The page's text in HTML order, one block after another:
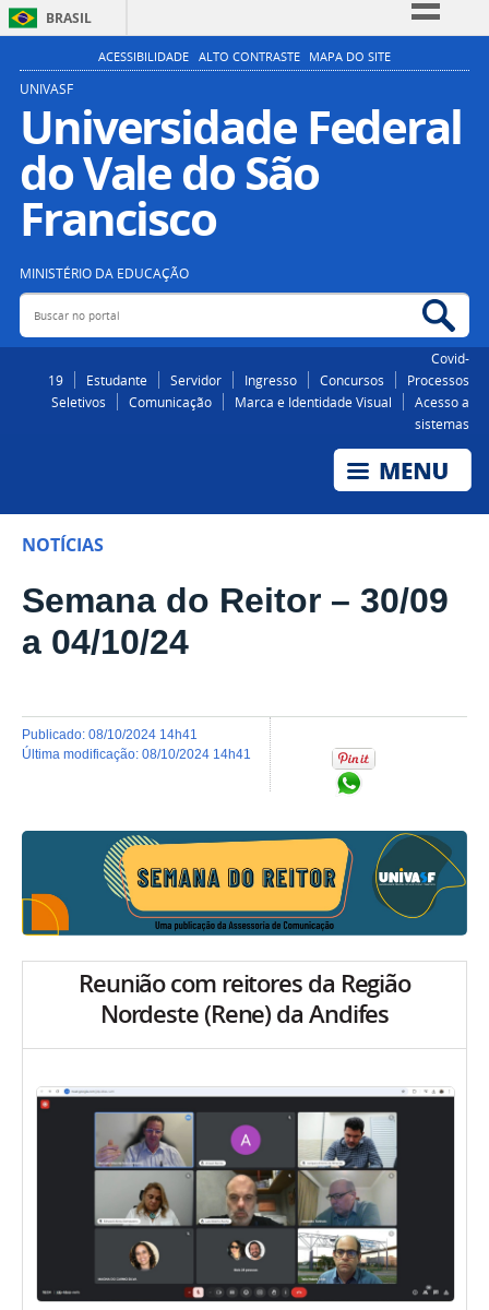
BRASIL
Simplifique!
Participe
Acesso à informação
Legislação
ACESSIBILIDADE ALTO CONTRASTE MAPA DO SITE
UNIVASF
Universidade Federal
do Vale do São
Francisco
MINISTÉRIO DA EDUCAÇÃO
Buscar no portal
Covid-
19
Estudante Servidor Ingresso Concursos
Processos
Seletivos
Comunicação Marca e Identidade Visual
Acesso a
sistemas
NOTÍCIAS
Semana do Reitor – 30/09
a 04/10/24
publicado: 08/10/2024 14h41
última modificação: 08/10/2024 14h41
Reunião com reitores da Região
Nordeste (Rene) da Andifes